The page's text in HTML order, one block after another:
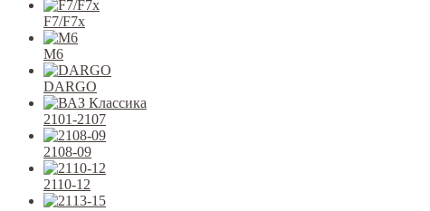
F7/F7x
M6
DARGO
2101-2107
2108-09
2110-12